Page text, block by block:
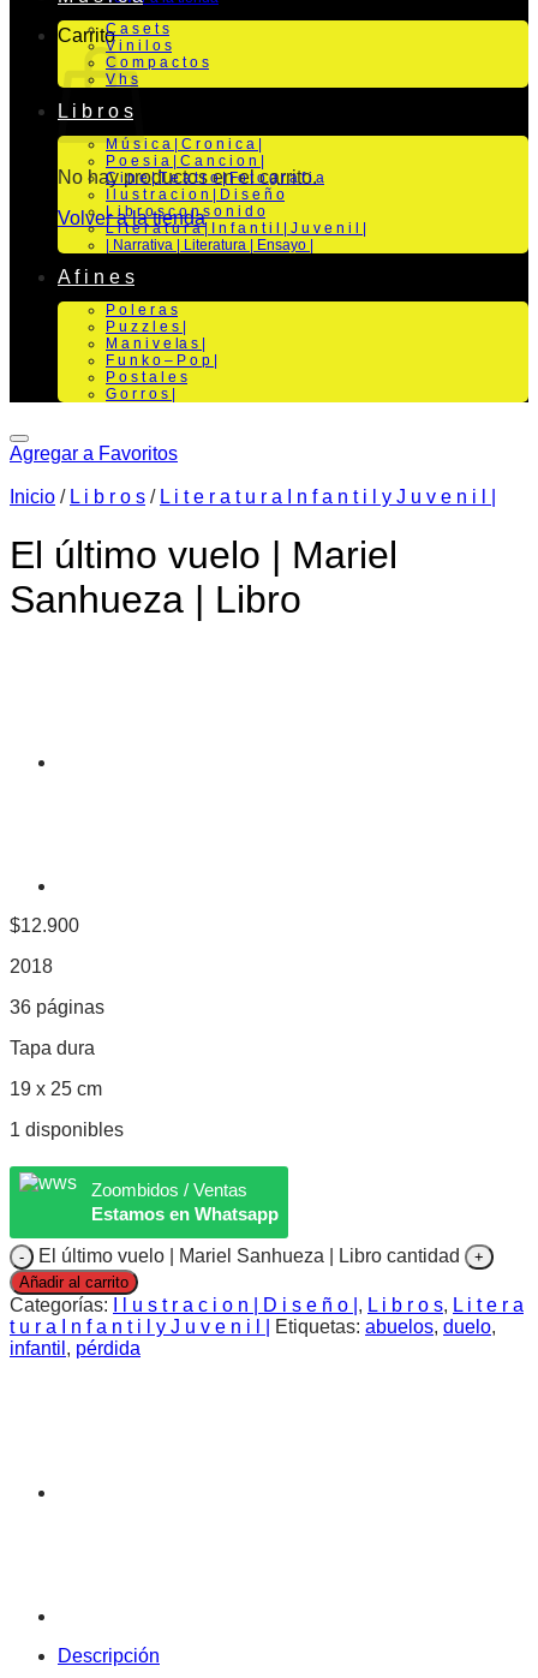
Carrito
No hay productos en el carrito.
Volver a la tienda
C a s e t s
V i n i l o s
C o m p a c t o s
V h s
L i b r o s
M ú s i c a | C r o n i c a |
P o e s i a | C a n c i o n |
C i n e | T e a t r o | Fo t o g r a f i a
I l u s t r a c i o n | D i s e ñ o
L i b r o s c o n s o n i d o
L i t e r a t u r a | I n f a n t i l | J u v e n i l |
| Narrativa | Literatura | Ensayo |
A f i n e s
P o l e r a s
P u z z l e s |
M a n i v e la s |
F u n k o – P o p |
P o s t a l e s
G o r r o s |
Agregar a Favoritos
Inicio / L i b r o s / L i t e r a t u r a I n f a n t i l y J u v e n i l |
El último vuelo | Mariel
Sanhueza | Libro
$12.900
2018
36 páginas
Tapa dura
19 x 25 cm
1 disponibles
Zoombidos / Ventas
Estamos en Whatsapp
El último vuelo | Mariel Sanhueza | Libro cantidad
Añadir al carrito
Categorías: I l u s t r a c i o n | D i s e ñ o | , L i b r o s, L i t e r a
t u r a I n f a n t i l y J u v e n i l |
Etiquetas: abuelos, duelo,
infantil , pérdida
Descripción